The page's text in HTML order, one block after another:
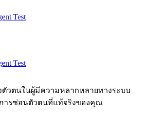
Test
Test
ตัวตนในผู้มีความหลากหลายทางระบบ
ารซ่อนตัวตนที่แท้จริงของคุณ